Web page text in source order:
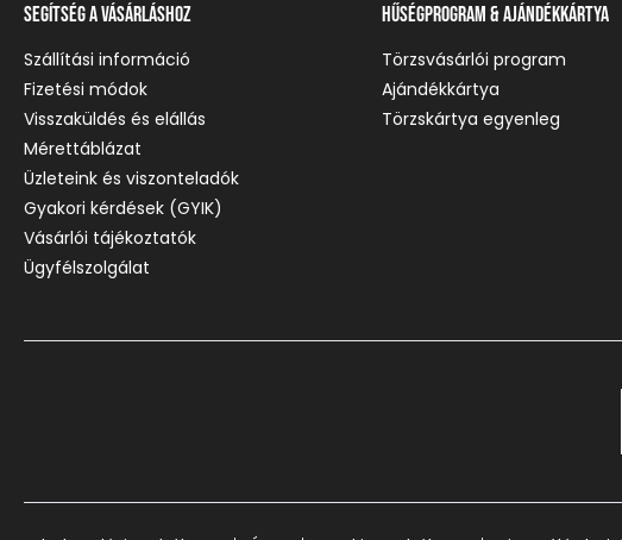
Segítség a vásárláshoz
Szállítási információ
Fizetési módok
Visszaküldés és elállás
Mérettáblázat
Üzleteink és viszonteladók
Gyakori kérdések (GYIK)
Vásárlói tájékoztatók
Ügyfélszolgálat
Hűségprogram & Ajándékkártya
Törzsvásárlói program
Ajándékkártya
Törzskártya egyenleg